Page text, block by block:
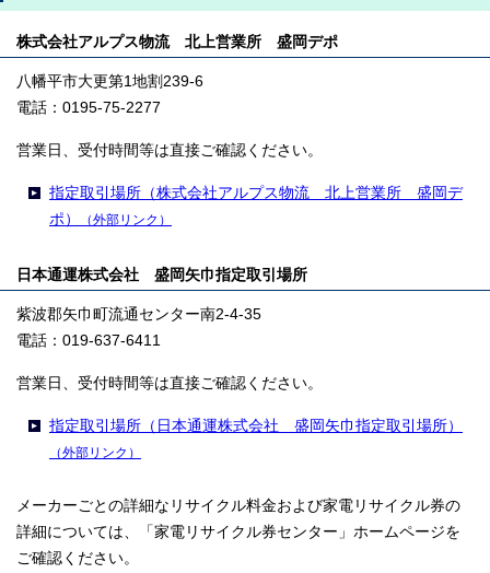
株式会社アルプス物流 北上営業所 盛岡デポ
八幡平市大更第1地割239-6
電話：0195-75-2277
営業日、受付時間等は直接ご確認ください。
指定取引場所（株式会社アルプス物流 北上営業所 盛岡デ
ポ）
（外部リンク）
日本通運株式会社 盛岡矢巾指定取引場所
紫波郡矢巾町流通センター南2-4-35
電話：019-637-6411
営業日、受付時間等は直接ご確認ください。
指定取引場所（日本通運株式会社 盛岡矢巾指定取引場所）
（外部リンク）
メーカーごとの詳細なリサイクル料金および家電リサイクル券の
詳細については、「家電リサイクル券センター」ホームページを
ご確認ください。